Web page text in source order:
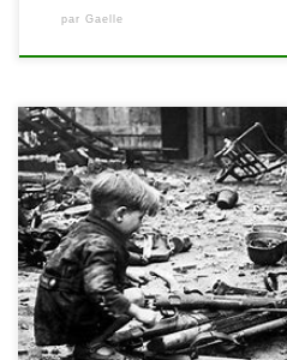
par Gaelle
Le Centre Culturel et d’éducation
Wamabi vous invitent à découvrir
22 & 23 novembre, à 20h, à la salle
suivra l’évolution de la guerre à
petite ville d’une des […]